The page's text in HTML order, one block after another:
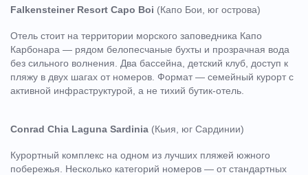
Falkensteiner Resort Capo Boi (Капо Бои, юг острова)
Отель стоит на территории морского заповедника Капо
Карбонара — рядом белопесчаные бухты и прозрачная вода
без сильного волнения. Два бассейна, детский клуб, доступ к
пляжу в двух шагах от номеров. Формат — семейный курорт с
активной инфраструктурой, а не тихий бутик-отель.
Conrad Chia Laguna Sardinia (Кьия, юг Сардинии)
Курортный комплекс на одном из лучших пляжей южного
побережья. Несколько категорий номеров — от стандартных